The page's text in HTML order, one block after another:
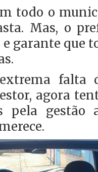
todo o
Mas, o
garante que
falta
agora
pela